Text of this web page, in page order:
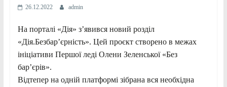
26.12.2022 admin
На порталі «Дія» зʼявився новий розділ
«Дія.Безбарʼєрність». Цей проєкт створено в межах
ініціативи Першої леді Олени Зеленської «Без
бар’єрів».
Відтепер на одній платформі зібрана вся необхідна